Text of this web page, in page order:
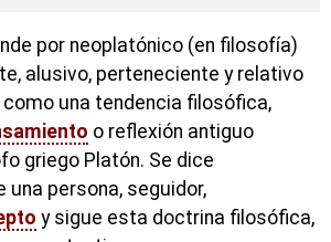
por neoplatónico (en filosofía)
alusivo, perteneciente y relativo
una tendencia filosófica,
o reflexión antiguo
griego Platón. Se dice
persona, seguidor,
y sigue esta doctrina filosófica,